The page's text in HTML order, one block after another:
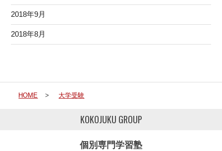
2018年9月
2018年8月
HOME > 大学受験
KOKOJUKU GROUP
個別専門学習塾